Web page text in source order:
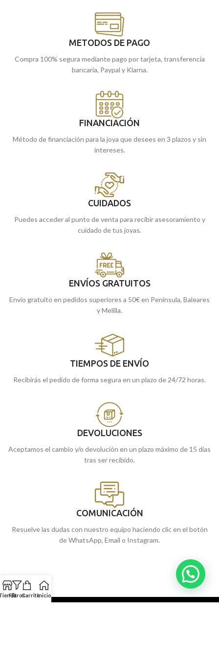
METODOS DE PAGO
Compra 100% segura mediante pago por tarjeta, transferencia
bancaria, Paypal y Klarna.
FINANCIACIÓN
Método de financiación para la joya que desees en 3 plazos y sin
intereses.
CUIDADOS
Puedes acceder al punto de venta para recibir asesoramiento y
cuidado de tus joyas.
ENVÍOS GRATUITOS
Envío gratuito en pedidos superiores a 50€ en Península, Baleares
y Melilla.
TIEMPOS DE ENVÍO
Recibirás el pedido de forma segura en un plazo de 24/72 horas.
DEVOLUCIONES
Aceptamos el cambio y/o devolución en un plazo máximo de 15 días
tras ser recibido.
COMUNICACIÓN
Resuelve las dudas con nuestro equipo haciendo clic en el botón
de WhatsApp, Email o Instagram.
FiltrosCarritoInicio